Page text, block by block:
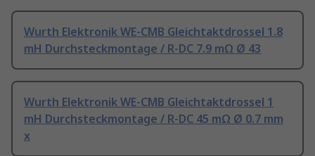
Wurth Elektronik WE-CMB Gleichtaktdrossel 1.8
mH Durchsteckmontage / R-DC 7.9 mΩ Ø 43
Wurth Elektronik WE-CMB Gleichtaktdrossel 1
mH Durchsteckmontage / R-DC 45 mΩ Ø 0.7 mm
x